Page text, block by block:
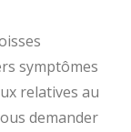
symptômes
relatives au
demander